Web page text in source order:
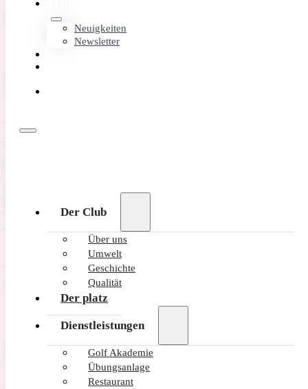
Neuigkeiten
Newsletter
Der Club
Über uns
Umwelt
Geschichte
Qualität
Der platz
Dienstleistungen
Golf Akademie
Übungsanlage
Restaurant